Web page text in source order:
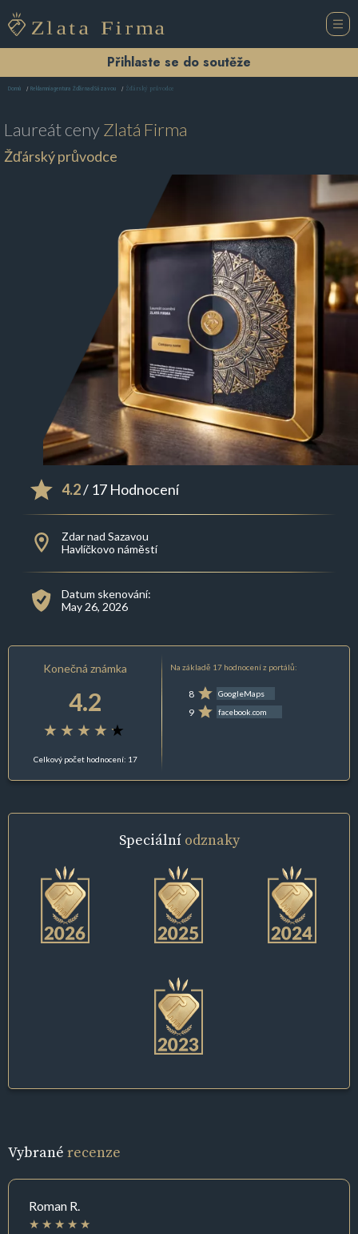
Přihlaste se do soutěže
Domů Reklamní agentura Žďár nad Sázavou Žďárský průvodce
Laureát cenyZlatá Firma
Žďárský průvodce
4.2/ 17 Hodnocení
Zdar nad Sazavou
Havlíčkovo náměstí
Datum skenování:
May 26, 2026
Konečná známka
4.2
Celkový počet hodnocení: 17
Na základě 17 hodnocení z portálů:
8 GoogleMaps
9 facebook.com
Speciální odznaky
Vybrané recenze
Roman R.